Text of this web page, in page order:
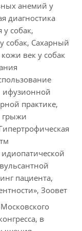
анемий у
диагностика
у собак,
собак, Сахарный
век у собак
ифузионной
практике,
грыжи
пациента,
Зоовет
в